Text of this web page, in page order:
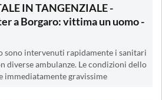
IN TANGENZIALE -
a Borgaro: vittima un uomo -
sono intervenuti rapidamente i sanitari
diverse ambulanze. Le condizioni dello
immediatamente gravissime